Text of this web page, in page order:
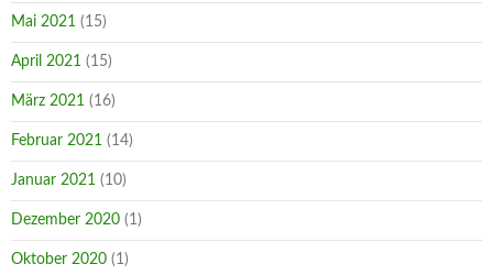
Mai 2021 (15)
April 2021 (15)
März 2021 (16)
Februar 2021 (14)
Januar 2021 (10)
Dezember 2020 (1)
Oktober 2020 (1)